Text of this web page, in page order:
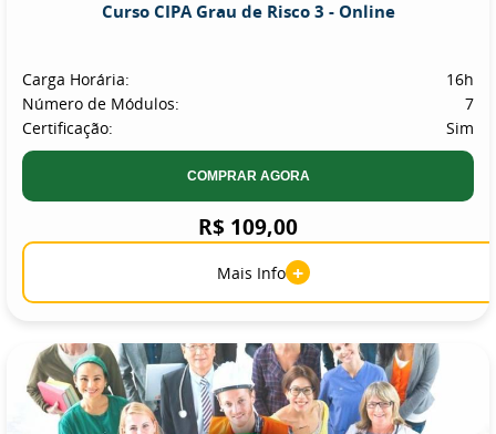
Curso CIPA Grau de Risco 3 - Online
Carga Horária:
16h
Número de Módulos:
7
Certificação:
Sim
COMPRAR AGORA
R$ 109,00
Mais Info +